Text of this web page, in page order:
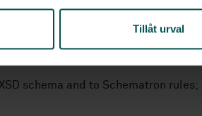
Tillåt urval
into XSD constructs for other
schema and to Schematron rules;